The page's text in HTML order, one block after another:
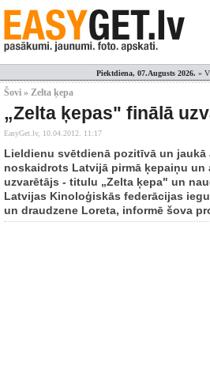
Piektdiena, 07.Augusts 2026. »
Šovi » Zelta ķepa
„Zelta ķepas" finālā
EasyGet.lv, 10.04.2012. 11:17
Lieldienu svētdienā pozitīvā un jaukā
noskaidrots Latvijā pirmā ķepaiņu un
uzvarētājs - titulu „Zelta ķepa" un
Latvijas Kinoloģiskās federācijas
un draudzene Loreta, informē šova